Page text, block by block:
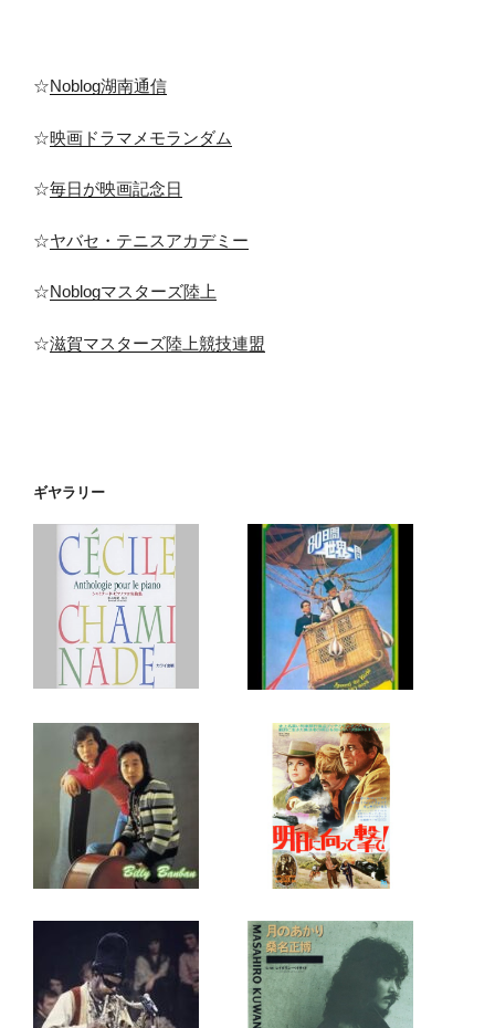
☆Noblog湖南通信
☆映画ドラマメモランダム
☆毎日が映画記念日
☆ヤバセ・テニスアカデミー
☆Noblogマスターズ陸上
☆滋賀マスターズ陸上競技連盟
ギヤラリー